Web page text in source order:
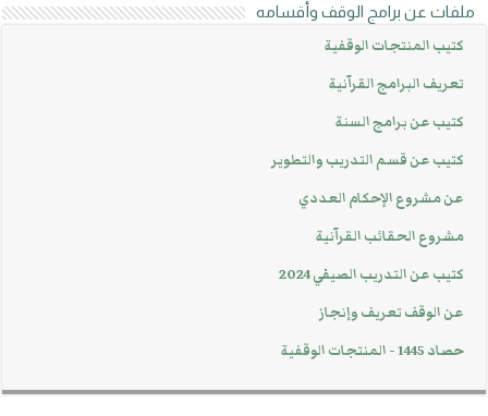
ملفات عن برامج الوقف وأقسامه
كتيب المنتجات الوقفية
تعريف البرامج القرآنية
كتيب عن برامج السنة
كتيب عن قسم التدريب والتطوير
عن مشروع الإحكام العددي
مشروع الحقائب القرآنية
كتيب عن التدريب الصيفي 2024
عن الوقف تعريف وإنجاز
حصاد 1445 - المنتجات الوقفية